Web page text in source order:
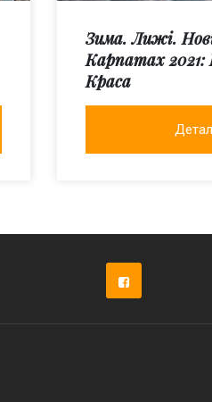
Зима. Лижі. Новий рік у
Карпатах
Краса